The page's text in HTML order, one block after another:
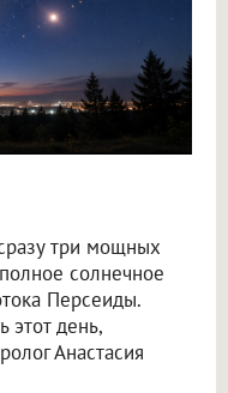
три мощных
солнечное
Персеиды.
этот день,
Анастасия